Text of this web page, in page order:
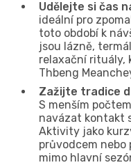
Udělejte si čas
ideální pro
toto období k
jsou lázně,
relaxační rituály,
Thbeng
Zažijte tradice
S menším
navázat kontakt
Aktivity jako
průvodcem
mimo hlavní